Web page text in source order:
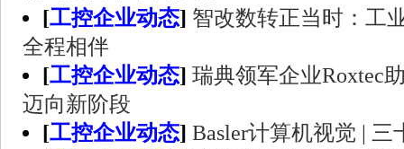
[工控企业动态] 智改数转正当时：工
全程相伴
[工控企业动态] 瑞典领军企业Roxtec
迈向新阶段
[工控企业动态] Basler计算机视觉 |